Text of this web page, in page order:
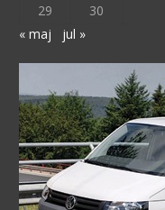
29
30
« maj
jul »